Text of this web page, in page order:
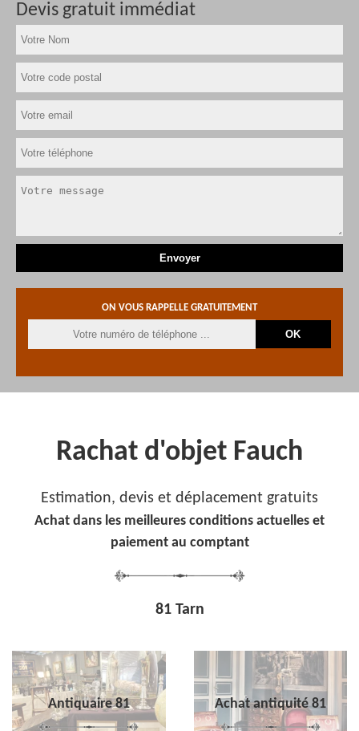
Devis gratuit immédiat
ON VOUS RAPPELLE GRATUITEMENT
Rachat d'objet Fauch
Estimation, devis et déplacement gratuits
Achat dans les meilleures conditions actuelles et
paiement au comptant
81 Tarn
Antiquaire 81 Achat antiquité 81